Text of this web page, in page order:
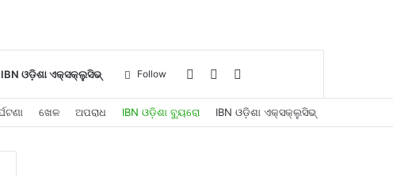
IBN ଓଡ଼ିଶା ଏକ୍ସକ୍ଲୁସିଭ୍
for
Sidebar
Log
In
Follow
ଖେଳ ଅପରାଧ IBN ଓଡ଼ିଶା ବ୍ୟୁରୋ IBN ଓଡ଼ିଶା ଏକ୍ସକ୍ଲୁସିଭ୍